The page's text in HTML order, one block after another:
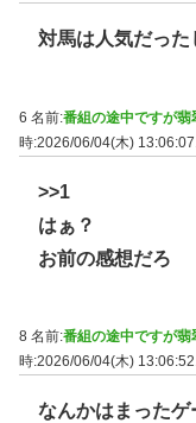
対馬は人気だった
6 名前:番組の途中ですが
時:2026/06/04(木)
>>1
はぁ？
お前の感想だろ
8 名前:番組の途中ですが
時:2026/06/04(木)
なんかはまった